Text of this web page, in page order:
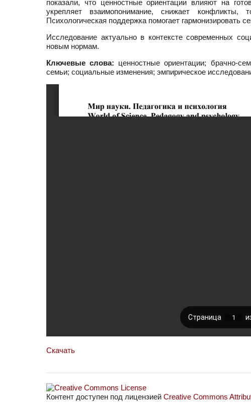
показали, что ценностные ориентации влияют на
укрепляет взаимопонимание, снижает конфликты,
Психологическая поддержка помогает гармонизировать
Исследование актуально в контексте современных
новым нормам.
Ключевые слова: ценностные ориентации; брачно-
семьи; социальные изменения; эмпирическое
Скачать
Контент доступен под лицензией Creative Commons